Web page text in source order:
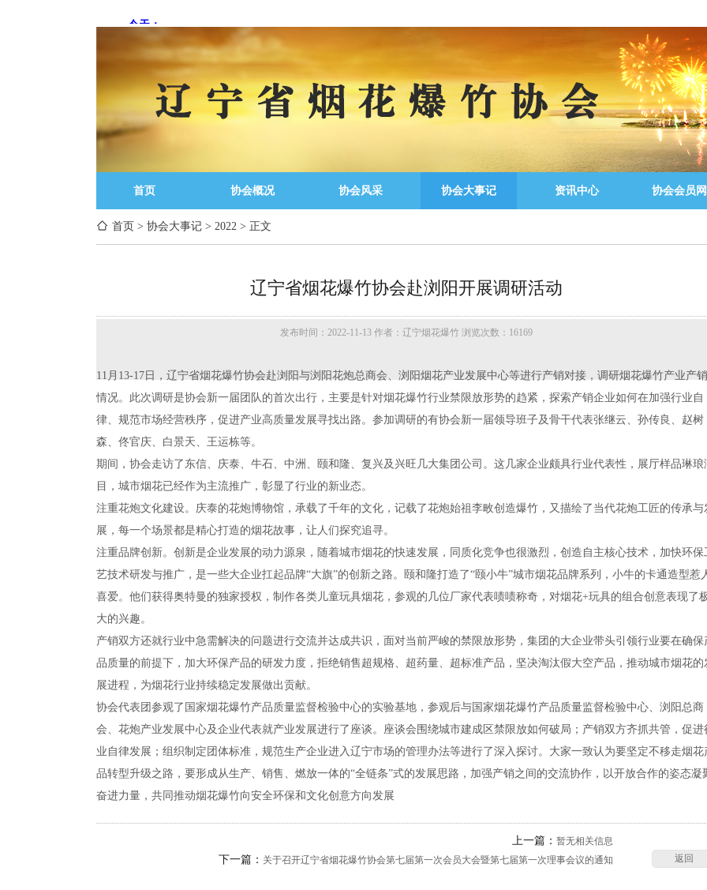
首页 协会概况 协会风采 协会大事记 资讯中心 协会会员
首页 > 协会大事记 > 2022 > 正文
辽宁省烟花爆竹协会赴浏阳开展调研活动
发布时间：2022-11-13 作者：辽宁烟花爆竹 浏览次数：16169
11月13-17日，辽宁省烟花爆竹协会赴浏阳与浏阳花炮总商会、浏阳烟花产业发展中心等进行产销对接，调研烟花爆竹产业产销
情况。此次调研是协会新一届团队的首次出行，主要是针对烟花爆竹行业禁限放形势的趋紧，探索产销企业如何在加强行业自
律、规范市场经营秩序，促进产业高质量发展寻找出路。参加调研的有协会新一届领导班子及骨干代表张继云、孙传良、赵树
森、佟官庆、白景天、王运栋等。
期间，协会走访了东信、庆泰、牛石、中洲、颐和隆、复兴及兴旺几大集团公司。这几家企业颇具行业代表性，展厅样品琳琅
目，城市烟花已经作为主流推广，彰显了行业的新业态。
注重花炮文化建设。庆泰的花炮博物馆，承载了千年的文化，记载了花炮始祖李畋创造爆竹，又描绘了当代花炮工匠的传承与
展，每一个场景都是精心打造的烟花故事，让人们探究追寻。
注重品牌创新。创新是企业发展的动力源泉，随着城市烟花的快速发展，同质化竞争也很激烈，创造自主核心技术，加快环保
艺技术研发与推广，是一些大企业扛起品牌“大旗”的创新之路。颐和隆打造了“颐小牛”城市烟花品牌系列，小牛的卡通造型惹
喜爱。他们获得奥特曼的独家授权，制作各类儿童玩具烟花，参观的几位厂家代表啧啧称奇，对烟花+玩具的组合创意表现了
大的兴趣。
产销双方还就行业中急需解决的问题进行交流并达成共识，面对当前严峻的禁限放形势，集团的大企业带头引领行业要在确保
品质量的前提下，加大环保产品的研发力度，拒绝销售超规格、超药量、超标准产品，坚决淘汰假大空产品，推动城市烟花的
展进程，为烟花行业持续稳定发展做出贡献。
协会代表团参观了国家烟花爆竹产品质量监督检验中心的实验基地，参观后与国家烟花爆竹产品质量监督检验中心、浏阳总商
会、花炮产业发展中心及企业代表就产业发展进行了座谈。座谈会围绕城市建成区禁限放如何破局；产销双方齐抓共管，促进
业自律发展；组织制定团体标准，规范生产企业进入辽宁市场的管理办法等进行了深入探讨。大家一致认为要坚定不移走烟花
品转型升级之路，要形成从生产、销售、燃放一体的“全链条”式的发展思路，加强产销之间的交流协作，以开放合作的姿态凝
奋进力量，共同推动烟花爆竹向安全环保和文化创意方向发展
返回
上一篇： 暂无相关信息
下一篇： 关于召开辽宁省烟花爆竹协会第七届第一次会员大会暨第七届第一次理事会议的通知